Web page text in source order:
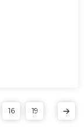
16 19